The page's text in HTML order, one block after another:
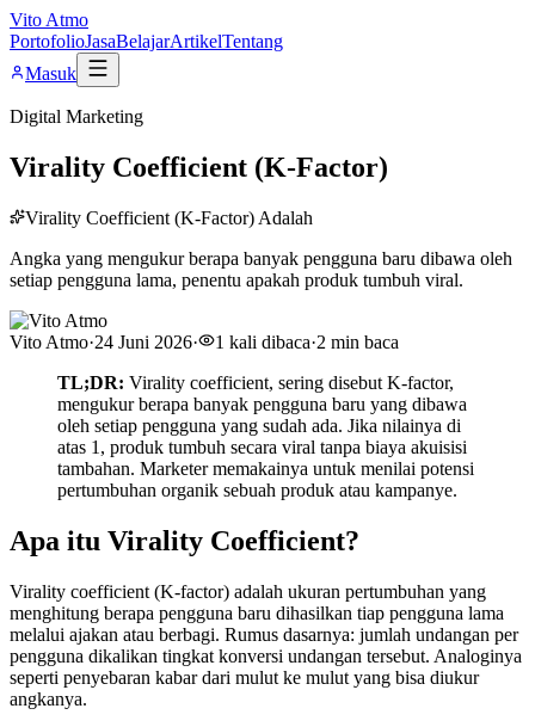
Vito Atmo
PortofolioJasaBelajarArtikelTentang
Masuk
Digital Marketing
Virality Coefficient (K-Factor)
Virality Coefficient (K-Factor) Adalah
Angka yang mengukur berapa banyak pengguna baru dibawa oleh
setiap pengguna lama, penentu apakah produk tumbuh viral.
Vito Atmo·24 Juni 2026· 1 kali dibaca·2 min baca
TL;DR: Virality coefficient, sering disebut K-factor,
mengukur berapa banyak pengguna baru yang dibawa
oleh setiap pengguna yang sudah ada. Jika nilainya di
atas 1, produk tumbuh secara viral tanpa biaya akuisisi
tambahan. Marketer memakainya untuk menilai potensi
pertumbuhan organik sebuah produk atau kampanye.
Apa itu Virality Coefficient?
Virality coefficient (K-factor) adalah ukuran pertumbuhan yang
menghitung berapa pengguna baru dihasilkan tiap pengguna lama
melalui ajakan atau berbagi. Rumus dasarnya: jumlah undangan per
pengguna dikalikan tingkat konversi undangan tersebut. Analoginya
seperti penyebaran kabar dari mulut ke mulut yang bisa diukur
angkanya.